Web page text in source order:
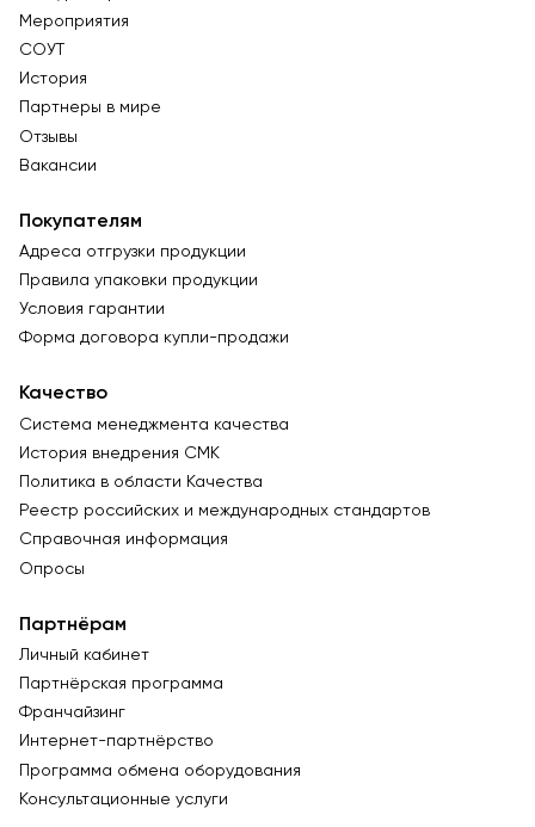
Мероприятия
СОУТ
История
Партнеры в мире
Отзывы
Вакансии
Покупателям
Адреса отгрузки продукции
Правила упаковки продукции
Условия гарантии
Форма договора купли-продажи
Качество
Система менеджмента качества
История внедрения СМК
Политика в области Качества
Реестр российских и международных стандартов
Справочная информация
Опросы
Партнёрам
Личный кабинет
Партнёрская программа
Франчайзинг
Интернет-партнёрство
Программа обмена оборудования
Консультационные услуги